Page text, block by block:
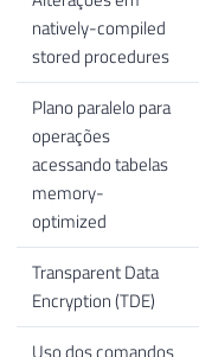
natively-compiled
stored procedures
Plano paralelo para
operações
acessando tabelas
memory-
optimized
Transparent Data
Encryption (TDE)
Uso dos comandos